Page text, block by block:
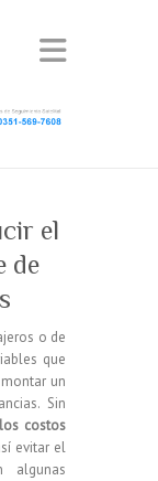
el
de
o de
que
un
Sin
costos
evitar el
algunas